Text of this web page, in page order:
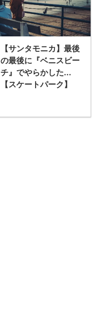
【サンタモニカ】最後
の最後に『ベニスビー
チ』でやらかした...
【スケートパーク】